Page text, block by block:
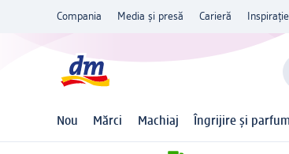
Compania Media și presă Carieră
Nou Mărci Machiaj Îngrijire și